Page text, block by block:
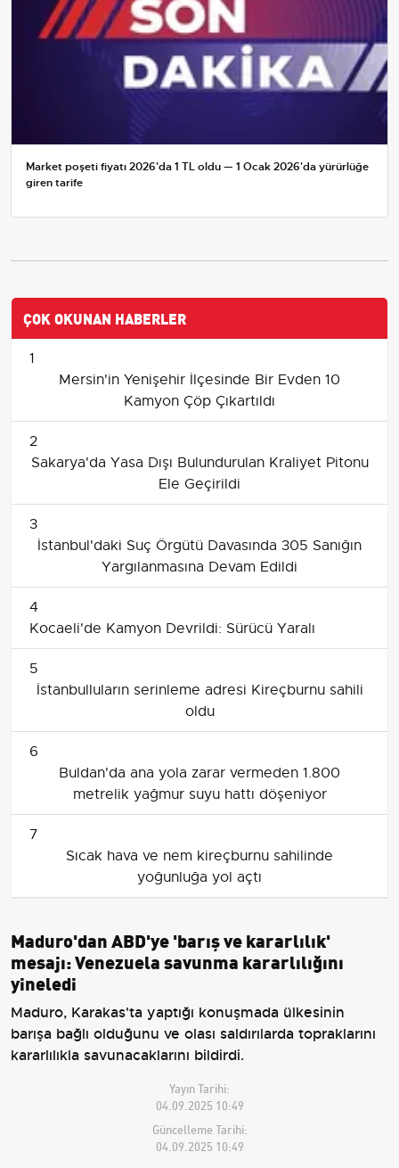
Market poşeti fiyatı 2026'da 1 TL oldu — 1 Ocak 2026'da yürürlüğe
giren tarife
ÇOK OKUNAN HABERLER
1
Mersin'in Yenişehir İlçesinde Bir Evden 10
Kamyon Çöp Çıkartıldı
2
Sakarya'da Yasa Dışı Bulundurulan Kraliyet Pitonu
Ele Geçirildi
3
İstanbul'daki Suç Örgütü Davasında 305 Sanığın
Yargılanmasına Devam Edildi
4
Kocaeli'de Kamyon Devrildi: Sürücü Yaralı
5
İstanbulluların serinleme adresi Kireçburnu sahili
oldu
6
Buldan'da ana yola zarar vermeden 1.800
metrelik yağmur suyu hattı döşeniyor
7
Sıcak hava ve nem kireçburnu sahilinde
yoğunluğa yol açtı
Maduro'dan ABD'ye 'barış ve kararlılık'
mesajı: Venezuela savunma kararlılığını
yineledi
Maduro, Karakas'ta yaptığı konuşmada ülkesinin
barışa bağlı olduğunu ve olası saldırılarda topraklarını
kararlılıkla savunacaklarını bildirdi.
Yayın Tarihi:
04.09.2025 10:49
Güncelleme Tarihi:
04.09.2025 10:49